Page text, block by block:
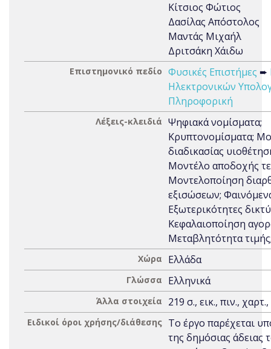
Κίτσιος Φώτιος
Δασίλας Απόστολος
Μαντάς Μιχαήλ
Δριτσάκη Χάιδω
Επιστημονικό πεδίο Φυσικές Επιστήμες ➨
Ηλεκτρονικών
Πληροφορική
Λέξεις-κλειδιά Ψηφιακά νομίσματα;
Κρυπτονομίσματα;
διαδικασίας
Μοντέλο αποδοχής
Μοντελοποίηση
εξισώσεων;
Εξωτερικότητες
Κεφαλαιοποίηση
Μεταβλητότητα
Χώρα Ελλάδα
Γλώσσα Ελληνικά
Άλλα στοιχεία 219 σ., εικ., πιν.,
Ειδικοί όροι χρήσης/διάθεσης Το έργο παρέχεται
της δημόσιας άδειας